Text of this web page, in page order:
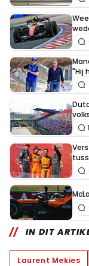
"Hij
IN DIT
Laurent Mekies